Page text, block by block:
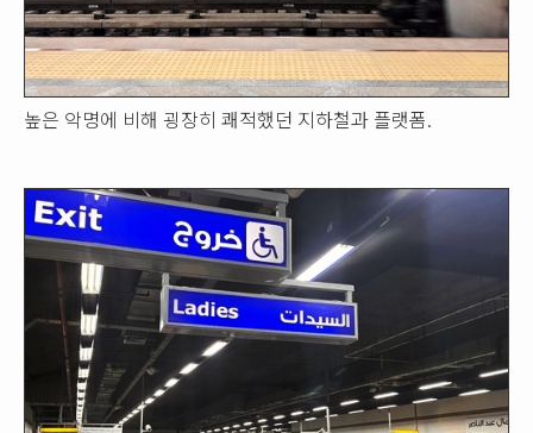
높은 악명에 비해 굉장히 쾌적했던 지하철과 플랫폼.